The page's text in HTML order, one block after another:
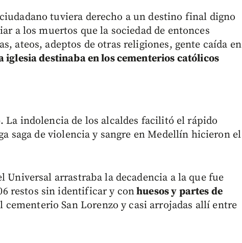
tuviera derecho a un destino final digno
a los muertos que la sociedad de entonces
ateos, adeptos de otras religiones, gente caída en
iglesia destinaba en los cementerios católicos
La indolencia de los alcaldes facilitó el rápido
saga de violencia y sangre en Medellín hicieron el
Universal arrastraba la decadencia a la que fue
restos sin identificar y conhuesos y partes de
cementerio San Lorenzo y casi arrojadas allí entre